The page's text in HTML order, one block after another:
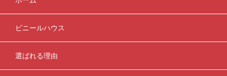
ビニールハウス
選ばれる理由